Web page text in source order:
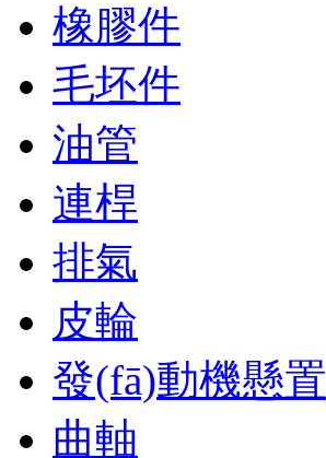
橡膠件
毛坯件
油管
連桿
排氣
皮輪
發(fā)動機懸置
曲軸